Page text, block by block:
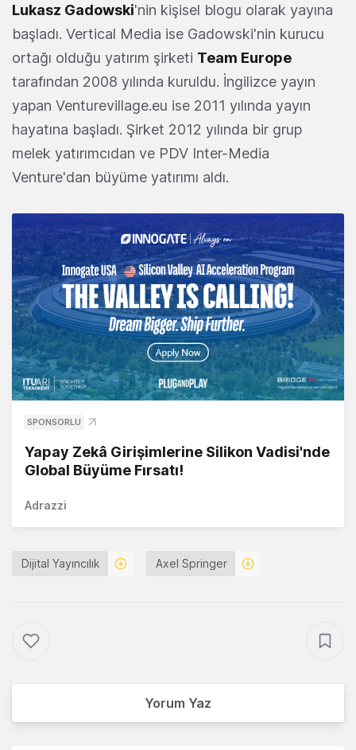
Lukasz Gadowski'nin kişisel blogu olarak yayına
başladı. Vertical Media ise Gadowski'nin kurucu
ortağı olduğu yatırım şirketi Team Europe
tarafından 2008 yılında kuruldu. İngilizce yayın
yapan Venturevillage.eu ise 2011 yılında yayın
hayatına başladı. Şirket 2012 yılında bir grup
melek yatırımcıdan ve PDV Inter-Media
Venture'dan büyüme yatırımı aldı.
SPONSORLU
Yapay Zekâ Girişimlerine Silikon Vadisi'nde
Global Büyüme Fırsatı!
Adrazzi
Dijital Yayıncılık Axel Springer
Yorum Yaz